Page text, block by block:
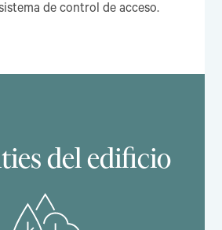
de control de acceso.
del edificio